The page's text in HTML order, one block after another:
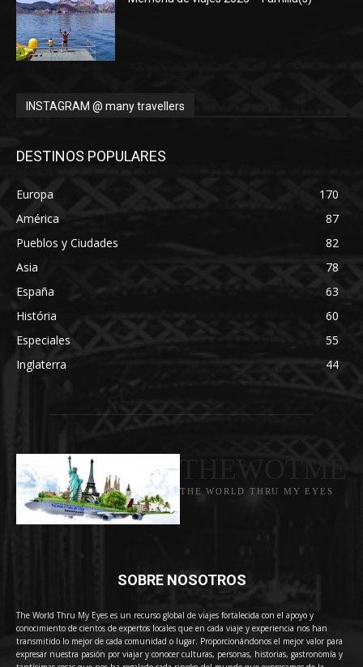
INSTAGRAM @ many travellers
DESTINOS POPULARES
Europa
170
América
87
Pueblos y Ciudades
82
Asia
78
España
63
História
60
Especiales
55
Inglaterra
44
THE WORLD THRU MY EYES
SOBRE NOSOTROS
The World Thru My Eyes es un recurso global de viajes fortalecida con el apoyo y
conocimiento de cientos de expertos locales que en cada viaje y experiencia nos han
transmitido lo mejor de cada comunidad o lugar. Proporcionándonos el mejor valor para
expresar nuestra pasión por viajar y conocer culturas, personas, historias, gastronomía y